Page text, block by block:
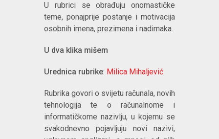
U rubrici se obrađuju onomastičke
teme, ponajprije postanje i motivacija
osobnih imena, prezimena i nadimaka.
U dva klika mišem
Urednica rubrike: Milica Mihaljević
Rubrika govori o svijetu računala, novih
tehnologija te o računalnome i
informatičkome nazivlju, u kojemu se
svakodnevno pojavljuju novi nazivi,